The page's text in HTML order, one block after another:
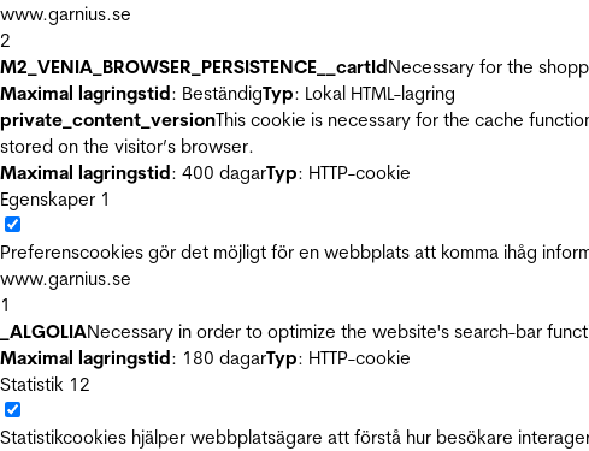
www.garnius.se
2
M2_VENIA_BROWSER_PERSISTENCE__cartIdNecessary for the
Maximal lagringstid: BeständigTyp: Lokal HTML-lagring
private_content_versionThis cookie is necessary for the cache
stored on the visitor’s browser.
Maximal lagringstid: 400 dagarTyp: HTTP-cookie
Egenskaper 1
Preferenscookies gör det möjligt för en webbplats att komma ihåg
www.garnius.se
1
_ALGOLIANecessary in order to optimize the website's search-bar
Maximal lagringstid: 180 dagarTyp: HTTP-cookie
Statistik 12
Statistikcookies hjälper webbplatsägare att förstå hur besökare